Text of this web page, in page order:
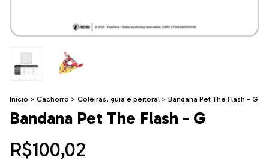
Início > Cachorro > Coleiras, guia e peitoral > Bandana Pet The Flash - G
Bandana Pet The Flash - G
R$100,02